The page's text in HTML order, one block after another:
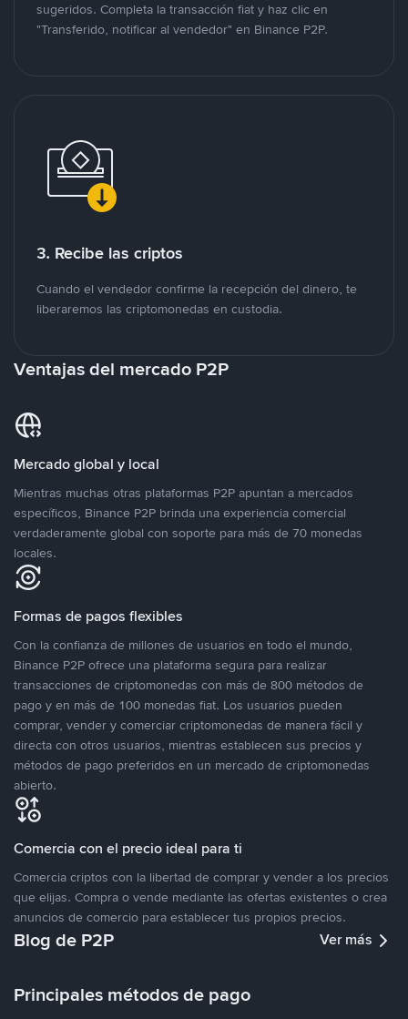
sugeridos. Completa la transacción fiat y haz clic en
"Transferido, notificar al vendedor" en Binance P2P.
3. Recibe las criptos
Cuando el vendedor confirme la recepción del dinero, te
liberaremos las criptomonedas en custodia.
Ventajas del mercado P2P
Mercado global y local
Mientras muchas otras plataformas P2P apuntan a mercados
específicos, Binance P2P brinda una experiencia comercial
verdaderamente global con soporte para más de 70 monedas
locales.
Formas de pagos flexibles
Con la confianza de millones de usuarios en todo el mundo,
Binance P2P ofrece una plataforma segura para realizar
transacciones de criptomonedas con más de 800 métodos de
pago y en más de 100 monedas fiat. Los usuarios pueden
comprar, vender y comerciar criptomonedas de manera fácil y
directa con otros usuarios, mientras establecen sus precios y
métodos de pago preferidos en un mercado de criptomonedas
abierto.
Comercia con el precio ideal para ti
Comercia criptos con la libertad de comprar y vender a los precios
que elijas. Compra o vende mediante las ofertas existentes o crea
anuncios de comercio para establecer tus propios precios.
Blog de P2P Ver más
Principales métodos de pago